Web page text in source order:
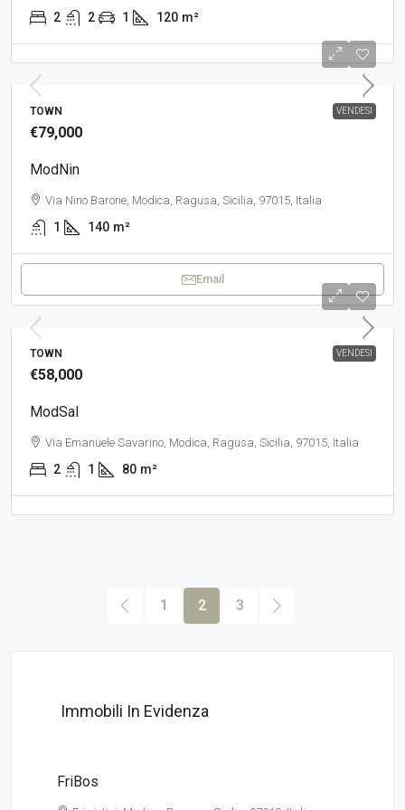
2 2 1 120 m²
VENDESI
TOWN
€79,000
ModNin
Via Nino Barone, Modica, Ragusa, Sicilia, 97015, Italia
1 140 m²
Email
VENDESI
TOWN
€58,000
ModSal
Via Emanuele Savarino, Modica, Ragusa, Sicilia, 97015, Italia
2 1 80 m²
1 2 3
Immobili In Evidenza
FriBos